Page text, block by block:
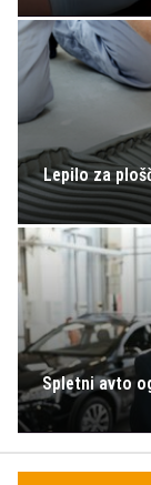
Lepilo za
Spletni avto